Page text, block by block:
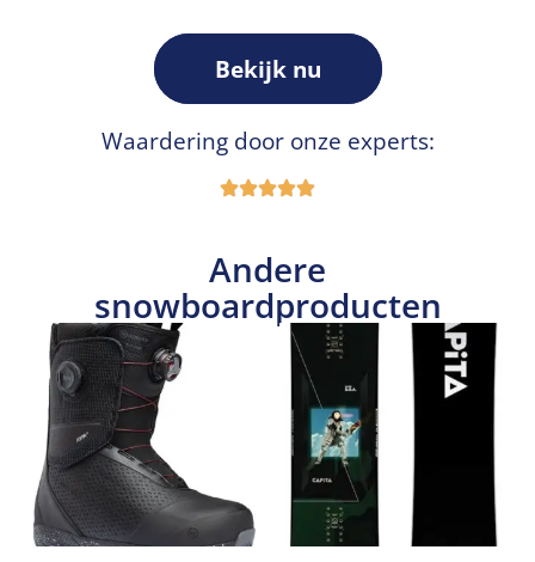
Bekijk nu
Waardering door onze experts:
Andere
snowboardproducten